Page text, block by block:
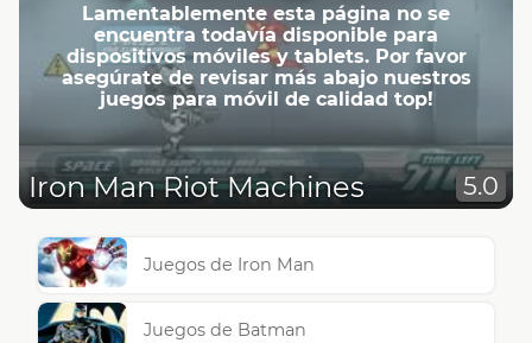
Lamentablemente esta página no se
encuentra todavía disponible para
dispositivos móviles y tablets. Por favor
asegúrate de revisar más abajo nuestros
juegos para móvil de calidad top!
Iron Man Riot Machines 5.0
Juegos de Iron Man
Juegos de Batman